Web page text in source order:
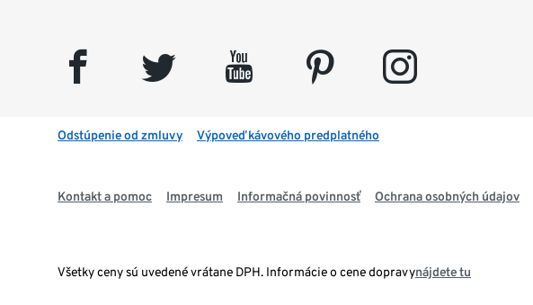
facebook twitter youtube pinterest instagram
Odstúpenie od zmluvy Výpoveď kávového predplatného
Kontakt a pomoc Impresum Informačná povinnosť Ochrana osobných údajov
Všetky ceny sú uvedené vrátane DPH. Informácie o cene dopravynájdete tu